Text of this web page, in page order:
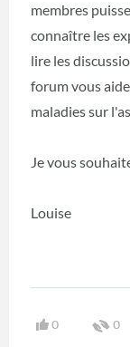
membres
connaître les
lire les
forum vous
maladies sur
Je vous
Louise
0 0